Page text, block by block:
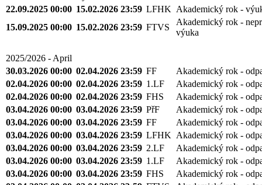
22.09.2025 00:00 15.02.2026 23:59 LFHK Akademický rok -
15.09.2025 00:00 15.02.2026 23:59 FTVS
Akademický rok -
výuka
2025/2026 - April
30.03.2026 00:00 02.04.2026 23:59 FF
Akademický rok -
02.04.2026 00:00 02.04.2026 23:59 1.LF
Akademický rok -
02.04.2026 00:00 02.04.2026 23:59 FHS
Akademický rok -
03.04.2026 00:00 03.04.2026 23:59 PřF
Akademický rok -
03.04.2026 00:00 03.04.2026 23:59 FF
Akademický rok -
03.04.2026 00:00 03.04.2026 23:59 LFHK Akademický rok -
03.04.2026 00:00 03.04.2026 23:59 2.LF
Akademický rok -
03.04.2026 00:00 03.04.2026 23:59 1.LF
Akademický rok -
03.04.2026 00:00 03.04.2026 23:59 FHS
Akademický rok -